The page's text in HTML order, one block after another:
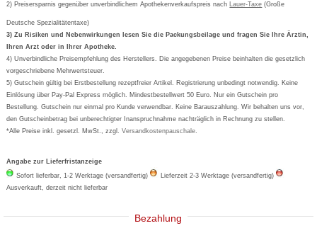
Vertrag widerrufen
Newsletteranmeldung
Formoline
Wick
Eucerin
Basica
2) Preisersparnis gegenüber unverbindlichem Apothekenverkaufspreis nach Lauer-Taxe (Große
Deutsche Spezialitätentaxe)
3) Zu Risiken und Nebenwirkungen lesen Sie die Packungsbeilage und fragen Sie Ihre Ärztin,
Ihren Arzt oder in Ihrer Apotheke.
4) Unverbindliche Preisempfehlung des Herstellers. Die angegebenen Preise beinhalten die gesetzlich
vorgeschriebene Mehrwertsteuer.
5) Gutschein gültig bei Erstbestellung rezeptfreier Artikel. Registrierung unbedingt notwendig. Keine
Einlösung über Pay-Pal Express möglich. Mindestbestellwert 50 Euro. Nur ein Gutschein pro
Bestellung. Gutschein nur einmal pro Kunde verwendbar. Keine Barauszahlung. Wir behalten uns vor,
den Gutscheinbetrag bei unberechtigter Inanspruchnahme nachträglich in Rechnung zu stellen.
*Alle Preise inkl. gesetzl. MwSt., zzgl.Versandkostenpauschale
Angabe zur Lieferfristanzeige
Sofort lieferbar, 1-2 Werktage (versandfertig)
Lieferzeit 2-3 Werktage (versandfertig)
Ausverkauft, derzeit nicht lieferbar
Bezahlung